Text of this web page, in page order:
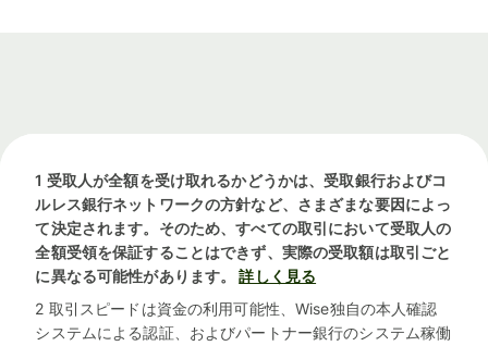
1 受取人が全額を受け取れるかどうかは、受取銀行およびコ
ルレス銀行ネットワークの方針など、さまざまな要因によっ
て決定されます。そのため、すべての取引において受取人の
全額受領を保証することはできず、実際の受取額は取引ごと
に異なる可能性があります。
詳しく見る
2 取引スピードは資金の利用可能性、Wise独自の本人確認
システムによる認証、およびパートナー銀行のシステム稼働